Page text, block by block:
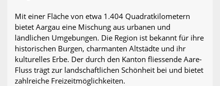
Mit einer Fläche von etwa 1.404 Quadratkilometern
bietet Aargau eine Mischung aus urbanen und
ländlichen Umgebungen. Die Region ist bekannt für ihre
historischen Burgen, charmanten Altstädte und ihr
kulturelles Erbe. Der durch den Kanton fliessende Aare-
Fluss trägt zur landschaftlichen Schönheit bei und bietet
zahlreiche Freizeitmöglichkeiten.